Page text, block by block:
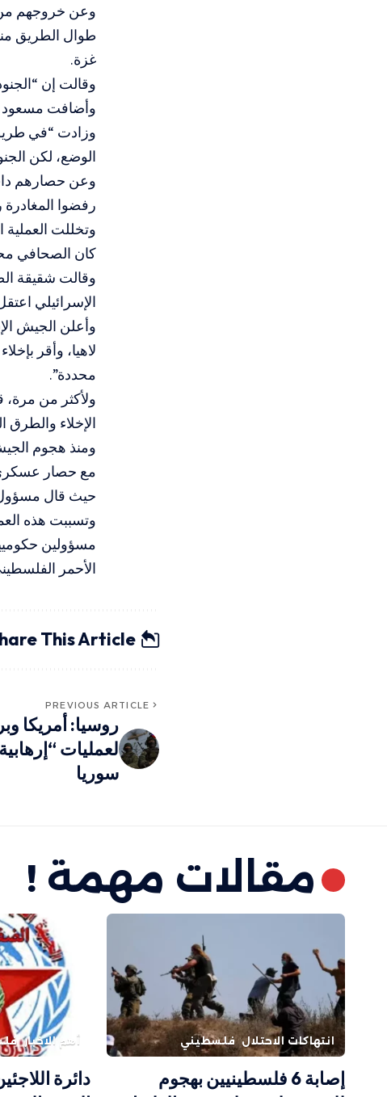
وعن خروجهم من
طوال الطريق
غزة.
وقالت إن
وأضافت مسعود
وزادت “في
الوضع، لكن
وعن حصارهم
رفضوا
وتخللت
كان الصحافي
وقالت شقيقة
الإسرائيلي
وأعلن الجيش
لاهيا، وأقر
محددة”.
ولأكثر من مرة،
الإخلاء والطرق
مع حصار
حيث قال
وتسببت هذه
مسؤولين
الأحمر
This Article
PREVIOUS ARTICLE
روسيا: أمريكا
لعمليات
سوريا
مقالات مهمة !
انتهاكات الاحتلال فلسطيني
إصابة 6 فلسطينيين بهجوم
أهم الاخبار
دائرة